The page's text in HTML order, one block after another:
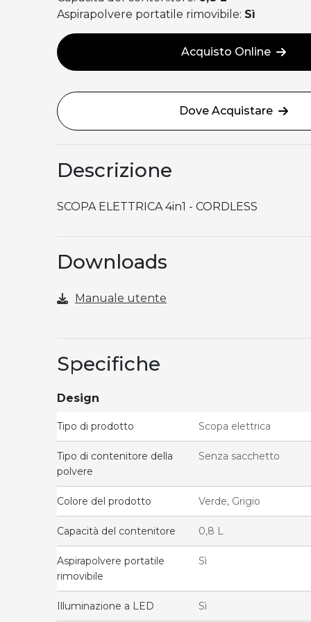
Aspirapolvere portatile rimovibile: Sì
Acquisto Online
Dove Acquistare
Descrizione
SCOPA ELETTRICA 4in1 - CORDLESS
Downloads
Manuale utente
Specifiche
Design
Tipo di prodotto Scopa elettrica
Tipo di contenitore della
polvere
Senza sacchetto
Colore del prodotto Verde, Grigio
Capacità del contenitore 0,8 L
Aspirapolvere portatile
rimovibile
Sì
Illuminazione a LED Sì